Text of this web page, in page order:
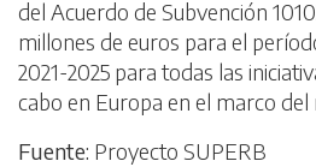
del Acuerdo de Subvención
millones de euros para el
2021-2025 para todas las
cabo en Europa en el marco del
Fuente: Proyecto SUPERB